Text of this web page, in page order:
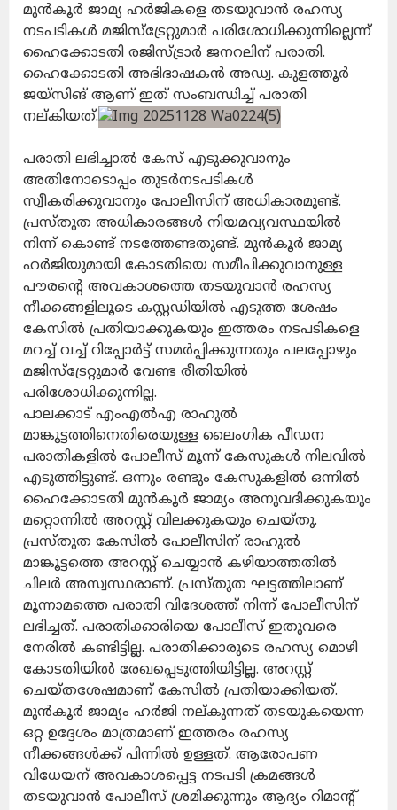
മുൻകൂർ ജാമ്യ ഹർജികളെ തടയുവാൻ രഹസ്യ
നടപടികൾ മജിസ്ട്രേറ്റുമാർ പരിശോധിക്കുന്നില്ലെന്ന്
ഹൈക്കോടതി രജിസ്ട്രാർ ജനറലിന് പരാതി.
ഹൈക്കോടതി അഭിഭാഷകൻ അഡ്വ. കുളത്തൂർ
ജയ്‌സിങ് ആണ് ഇത് സംബന്ധിച്ച് പരാതി
നല്കിയത്.
പരാതി ലഭിച്ചാൽ കേസ് എടുക്കുവാനും
അതിനോടൊപ്പം തുടർനടപടികൾ
സ്വീകരിക്കുവാനും പോലീസിന് അധികാരമുണ്ട്.
പ്രസ്തുത അധികാരങ്ങൾ നിയമവ്യവസ്ഥയിൽ
നിന്ന് കൊണ്ട് നടത്തേണ്ടതുണ്ട്. മുൻകൂർ ജാമ്യ
ഹർജിയുമായി കോടതിയെ സമീപിക്കുവാനുള്ള
പൗരൻ്റെ അവകാശത്തെ തടയുവാൻ രഹസ്യ
നീക്കങ്ങളിലൂടെ കസ്റ്റഡിയിൽ എടുത്ത ശേഷം
കേസിൽ പ്രതിയാക്കുകയും ഇത്തരം നടപടികളെ
മറച്ച് വച്ച് റിപ്പോർട്ട് സമർപ്പിക്കുന്നതും പലപ്പോഴും
മജിസ്ട്രേറ്റുമാർ വേണ്ട രീതിയിൽ
പരിശോധിക്കുന്നില്ല.
പാലക്കാട് എംഎൽഎ രാഹുൽ
മാങ്കൂട്ടത്തിനെതിരെയുള്ള ലൈംഗിക പീഡന
പരാതികളിൽ പോലീസ് മൂന്ന് കേസുകൾ നിലവിൽ
എടുത്തിട്ടുണ്ട്. ഒന്നും രണ്ടും കേസുകളിൽ ഒന്നിൽ
ഹൈക്കോടതി മുൻകൂർ ജാമ്യം അനുവദിക്കുകയും
മറ്റൊന്നിൽ അറസ്റ്റ് വിലക്കുകയും ചെയ്തു.
പ്രസ്തുത കേസിൽ പോലീസിന് രാഹുൽ
മാങ്കൂട്ടത്തെ അറസ്റ്റ് ചെയ്യാൻ കഴിയാത്തതിൽ
ചിലർ അസ്വസ്ഥരാണ്. പ്രസ്തുത ഘട്ടത്തിലാണ്
മൂന്നാമത്തെ പരാതി വിദേശത്ത് നിന്ന് പോലീസിന്
ലഭിച്ചത്. പരാതിക്കാരിയെ പോലീസ് ഇതുവരെ
നേരിൽ കണ്ടിട്ടില്ല. പരാതിക്കാരുടെ രഹസ്യ മൊഴി
കോടതിയിൽ രേഖപ്പെടുത്തിയിട്ടില്ല. അറസ്റ്റ്
ചെയ്തശേഷമാണ് കേസിൽ പ്രതിയാക്കിയത്.
മുൻകൂർ ജാമ്യം ഹർജി നല്കുന്നത് തടയുകയെന്ന
ഒറ്റ ഉദ്ദേശം മാത്രമാണ് ഇത്തരം രഹസ്യ
നീക്കങ്ങൾക്ക് പിന്നിൽ ഉള്ളത്. ആരോപണ
വിധേയന് അവകാശപ്പെട്ട നടപടി ക്രമങ്ങൾ
തടയുവാൻ പോലീസ് ശ്രമിക്കുന്നും ആദ്യം റിമാൻ്റ്